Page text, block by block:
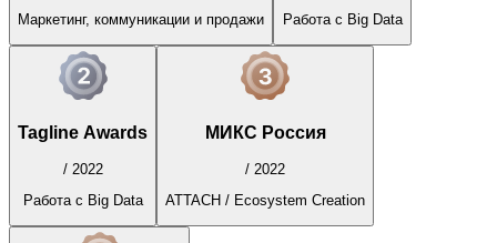
Маркетинг, коммуникации и продажи
Работа с Big Data
Tagline Awards
/ 2022
Работа с Big Data
МИКС Россия
/ 2022
ATTACH / Ecosystem Creation